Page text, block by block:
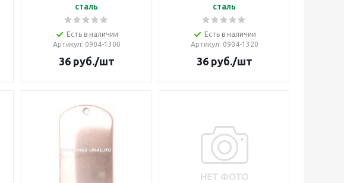
сталь
Есть в наличии
Артикул: 0904-1300
36руб./шт
сталь
Есть в наличии
Артикул: 0904-1320
36руб./шт